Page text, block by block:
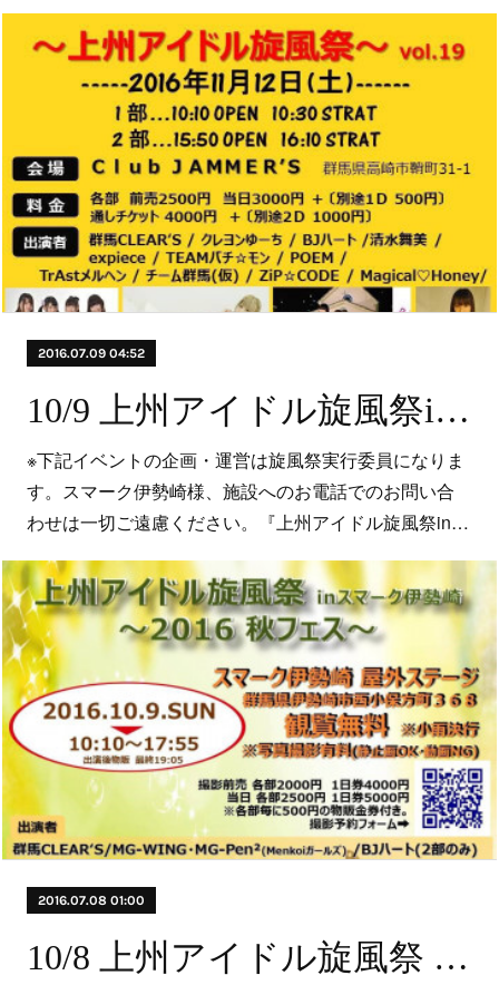
2016.07.09 04:52
10/9 上州アイドル旋風祭inスマーク伊勢崎～2016秋フェス～
※下記イベントの企画・運営は旋風祭実行委員になりま
す。スマーク伊勢崎様、施設へのお電話でのお問い合
わせは一切ご遠慮ください。『上州アイドル旋風祭in…
2016.07.08 01:00
10/8 上州アイドル旋風祭 vol.18